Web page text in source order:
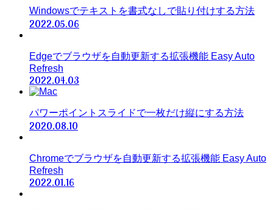
Windowsでテキストを書式なしで貼り付けする方法
2022.05.06
Edgeでブラウザを自動更新する拡張機能 Easy Auto
Refresh
2022.04.03
パワーポイントスライドで一枚だけ縦にする方法
2020.08.10
Chromeでブラウザを自動更新する拡張機能 Easy Auto
Refresh
2022.01.16